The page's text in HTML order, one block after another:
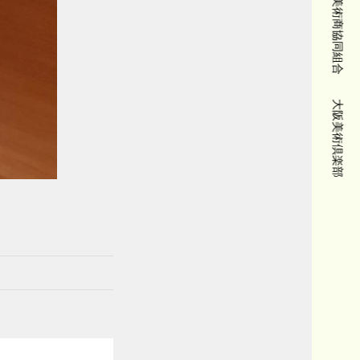
大阪美術商協同組合
大阪美術倶楽部